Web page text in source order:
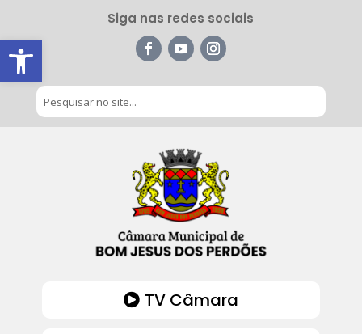
Barra de Ferramentas Aberta
Siga nas redes sociais
TV Câmara